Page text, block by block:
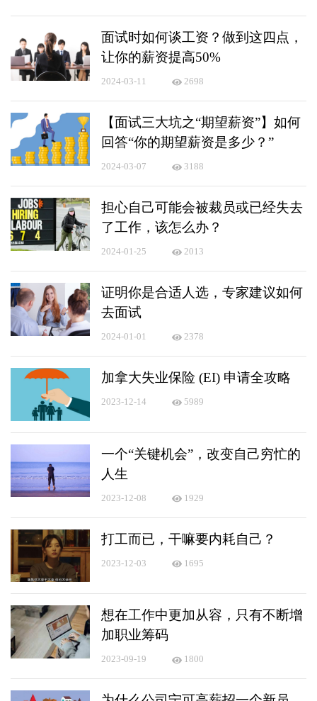
面试时如何谈工资？做到这四点，
让你的薪资提高50%
2024-03-11 2698
【面试三大坑之“期望薪资”】如何
回答“你的期望薪资是多少？”
2024-03-07 3188
担心自己可能会被裁员或已经失去
了工作，该怎么办？
2024-01-25 2013
证明你是合适人选，专家建议如何
去面试
2024-01-01 2378
加拿大失业保险 (EI) 申请全攻略
2023-12-14 5989
一个“关键机会”，改变自己穷忙的
人生
2023-12-08 1929
打工而已，干嘛要内耗自己？
2023-12-03 1695
想在工作中更加从容，只有不断增
加职业筹码
2023-09-19 1800